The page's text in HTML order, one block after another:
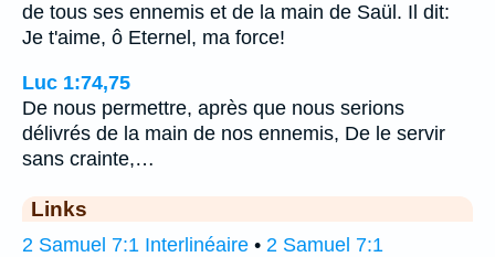
de tous ses ennemis et de la main de Saül. Il dit:
Je t'aime, ô Eternel, ma force!
Luc 1:74,75
De nous permettre, après que nous serions
délivrés de la main de nos ennemis, De le servir
sans crainte,…
Links
2 Samuel 7:1 Interlinéaire • 2 Samuel 7:1